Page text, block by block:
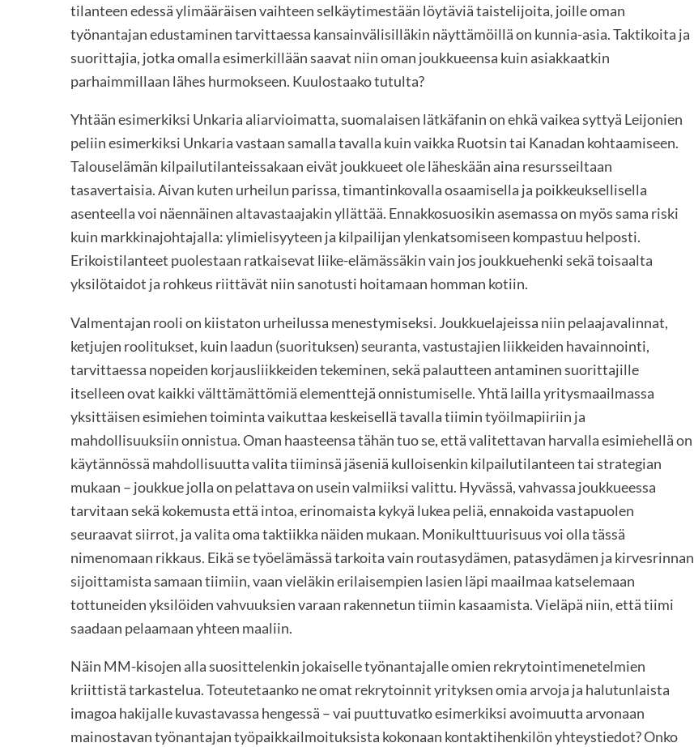
tilanteen edessä ylimääräisen vaihteen selkäytimestään löytäviä taistelijoita, joille oman
työnantajan edustaminen tarvittaessa kansainvälisilläkin näyttämöillä on kunnia-asia. Taktikoita ja
suorittajia, jotka omalla esimerkillään saavat niin oman joukkueensa kuin asiakkaatkin
parhaimmillaan lähes hurmokseen. Kuulostaako tutulta?
Yhtään esimerkiksi Unkaria aliarvioimatta, suomalaisen lätkäfanin on ehkä vaikea syttyä Leijonien
peliin esimerkiksi Unkaria vastaan samalla tavalla kuin vaikka Ruotsin tai Kanadan kohtaamiseen.
Talouselämän kilpailutilanteissakaan eivät joukkueet ole läheskään aina resursseiltaan
tasavertaisia. Aivan kuten urheilun parissa, timantinkovalla osaamisella ja poikkeuksellisella
asenteella voi näennäinen altavastaajakin yllättää. Ennakkosuosikin asemassa on myös sama riski
kuin markkinajohtajalla: ylimielisyyteen ja kilpailijan ylenkatsomiseen kompastuu helposti.
Erikoistilanteet puolestaan ratkaisevat liike-elämässäkin vain jos joukkuehenki sekä toisaalta
yksilötaidot ja rohkeus riittävät niin sanotusti hoitamaan homman kotiin.
Valmentajan rooli on kiistaton urheilussa menestymiseksi. Joukkuelajeissa niin pelaajavalinnat,
ketjujen roolitukset, kuin laadun (suorituksen) seuranta, vastustajien liikkeiden havainnointi,
tarvittaessa nopeiden korjausliikkeiden tekeminen, sekä palautteen antaminen suorittajille
itselleen ovat kaikki välttämättömiä elementtejä onnistumiselle. Yhtä lailla yritysmaailmassa
yksittäisen esimiehen toiminta vaikuttaa keskeisellä tavalla tiimin työilmapiiriin ja
mahdollisuuksiin onnistua. Oman haasteensa tähän tuo se, että valitettavan harvalla esimiehellä on
käytännössä mahdollisuutta valita tiiminsä jäseniä kulloisenkin kilpailutilanteen tai strategian
mukaan – joukkue jolla on pelattava on usein valmiiksi valittu. Hyvässä, vahvassa joukkueessa
tarvitaan sekä kokemusta että intoa, erinomaista kykyä lukea peliä, ennakoida vastapuolen
seuraavat siirrot, ja valita oma taktiikka näiden mukaan. Monikulttuurisuus voi olla tässä
nimenomaan rikkaus. Eikä se työelämässä tarkoita vain routasydämen, patasydämen ja kirvesrinnan
sijoittamista samaan tiimiin, vaan vieläkin erilaisempien lasien läpi maailmaa katselemaan
tottuneiden yksilöiden vahvuuksien varaan rakennetun tiimin kasaamista. Vieläpä niin, että tiimi
saadaan pelaamaan yhteen maaliin.
Näin MM-kisojen alla suosittelenkin jokaiselle työnantajalle omien rekrytointimenetelmien
kriittistä tarkastelua. Toteutetaanko ne omat rekrytoinnit yrityksen omia arvoja ja halutunlaista
imagoa hakijalle kuvastavassa hengessä – vai puuttuvatko esimerkiksi avoimuutta arvonaan
mainostavan työnantajan työpaikkailmoituksista kokonaan kontaktihenkilön yhteystiedot? Onko